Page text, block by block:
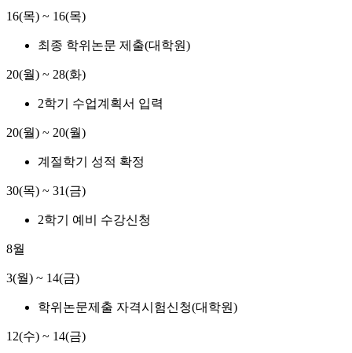
16(목) ~ 16(목)
최종 학위논문 제출(대학원)
20(월) ~ 28(화)
2학기 수업계획서 입력
20(월) ~ 20(월)
계절학기 성적 확정
30(목) ~ 31(금)
2학기 예비 수강신청
8월
3(월) ~ 14(금)
학위논문제출 자격시험신청(대학원)
12(수) ~ 14(금)